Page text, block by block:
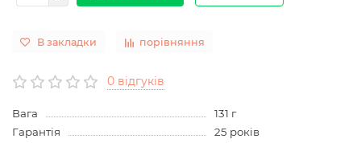
В закладки порівняння
0 відгуків
Вага
131 г
Гарантія
25 років